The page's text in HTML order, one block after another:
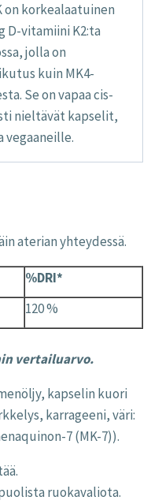
on korkealaatuinen
D-vitamiini K2:ta
jolla on
kuin MK4-
Se on vapaa cis-
nieltävät kapselit,
vegaaneille.
aterian yhteydessä.
%DRI*
120 %
vertailuarvo.
kapselin kuori
karrageeni, väri:
7 (MK-7)).
ruokavaliota.